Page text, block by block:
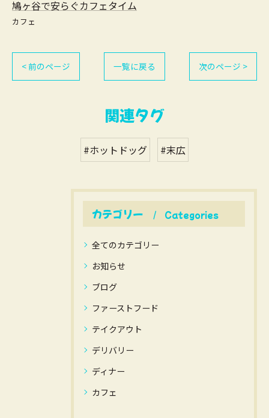
鳩ヶ谷で安らぐカフェタイム
カフェ
< 前のページ 一覧に戻る 次のページ >
関連タグ
#ホットドッグ #末広
カテゴリー Categories
全てのカテゴリー
お知らせ
ブログ
ファーストフード
テイクアウト
デリバリー
ディナー
カフェ